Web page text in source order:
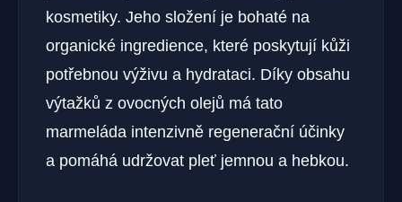
kosmetiky. Jeho složení je bohaté na
organické ingredience, které poskytují kůži
potřebnou výživu a hydrataci. Díky obsahu
výtažků z ovocných olejů má tato
marmeláda intenzivně regenerační účinky
a pomáhá udržovat pleť jemnou a hebkou.